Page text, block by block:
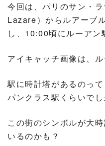
今回は、パリのサン・
Lazare）からルアーブ
し、10:00頃にルーアン
アイキャッチ画像は、
駅に時計塔があるのっ
パンクラス駅くらいで
この街のシンボルが大
いるのかも？